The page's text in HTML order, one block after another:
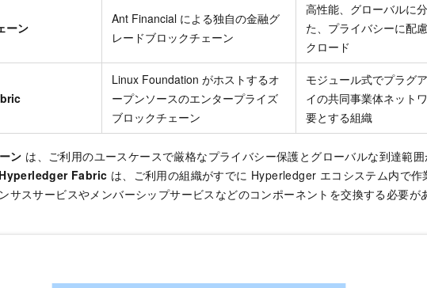
ーン
Ant Financial による独自の金融グ
レードブロックチェーン
高性能、グローバルに
た、プライバシーに配
クロード
Linux Foundation がホストするオ
ープンソースのエンタープライズ
ブロックチェーン
モジュール式でプラグ
イの共同事業体ネット
要とする組織
ン は、ご利用のユースケースで厳格なプライバシー保護とグローバルな到達範
Hyperledger Fabric は、ご利用の組織がすでに Hyperledger エコシステム内で作
サスサービスやメンバーシップサービスなどのコンポーネントを交換する必要が